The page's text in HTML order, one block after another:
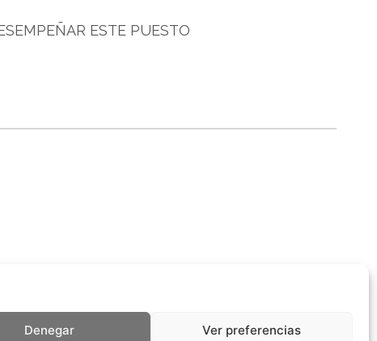
Denegar Ver preferencias
ESTE PUESTO